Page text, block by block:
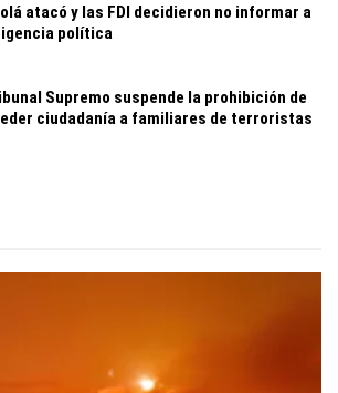
atacó y las FDI decidieron no informar a
política
Supremo suspende la prohibición de
ciudadanía a familiares de terroristas